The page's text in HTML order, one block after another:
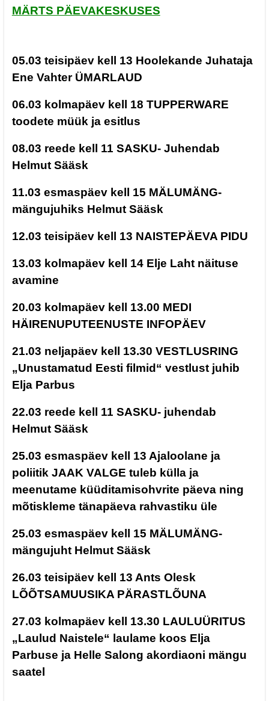
MÄRTS PÄEVAKESKUSES
05.03 teisipäev kell 13 Hoolekande Juhataja
Ene Vahter ÜMARLAUD
06.03 kolmapäev kell 18 TUPPERWARE
toodete müük ja esitlus
08.03 reede kell 11 SASKU- Juhendab
Helmut Sääsk
11.03 esmaspäev kell 15 MÄLUMÄNG-
mängujuhiks Helmut Sääsk
12.03 teisipäev kell 13 NAISTEPÄEVA PIDU
13.03 kolmapäev kell 14 Elje Laht näituse
avamine
20.03 kolmapäev kell 13.00 MEDI
HÄIRENUPUTEENUSTE INFOPÄEV
21.03 neljapäev kell 13.30 VESTLUSRING
„Unustamatud Eesti filmid“ vestlust juhib
Elja Parbus
22.03 reede kell 11 SASKU- juhendab
Helmut Sääsk
25.03 esmaspäev kell 13 Ajaloolane ja
poliitik JAAK VALGE tuleb külla ja
meenutame küüditamisohvrite päeva ning
mõtiskleme tänapäeva rahvastiku üle
25.03 esmaspäev kell 15 MÄLUMÄNG-
mängujuht Helmut Sääsk
26.03 teisipäev kell 13 Ants Olesk
LÕÕTSAMUUSIKA PÄRASTLÕUNA
27.03 kolmapäev kell 13.30 LAULUÜRITUS
„Laulud Naistele“ laulame koos Elja
Parbuse ja Helle Salong akordiaoni mängu
saatel